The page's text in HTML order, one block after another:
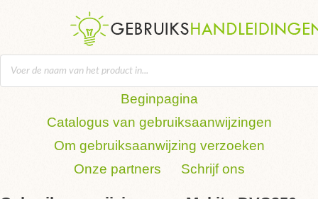
Beginpagina
Catalogus van gebruiksaanwijzingen
Om gebruiksaanwijzing verzoeken
Onze partners
Schrijf ons